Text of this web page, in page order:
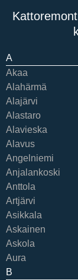
A
Akaa
Alahärmä
Alajärvi
Alastaro
Alavieska
Alavus
Angelniemi
Anjalankoski
Anttola
Artjärvi
Asikkala
Askainen
Askola
Aura
B